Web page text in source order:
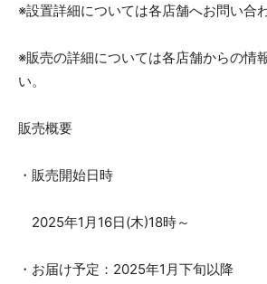
※設置詳細については各店舗へお問い合
※販売の詳細については各店舗からの情
い。
販売概要
・販売開始日時
2025年1月16日(木)18時～
・お届け予定：2025年1月下旬以降